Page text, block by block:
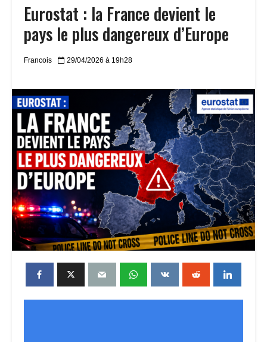
Eurostat : la France devient le
pays le plus dangereux d’Europe
Francois 29/04/2026 à 19h28